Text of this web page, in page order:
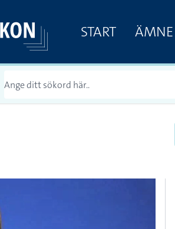
START ÄMNE